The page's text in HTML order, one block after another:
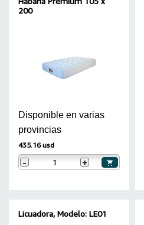
200
Disponible en varias
provincias
435.16 usd
- +
Licuadora, Modelo: LE01